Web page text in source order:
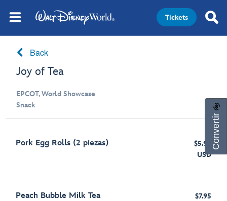
Tickets
Back
Joy of Tea
EPCOT, World Showcase
Snack
Pork Egg Rolls (2 piezas)
$5.95
USD
Peach Bubble Milk Tea
$7.95
Convertir